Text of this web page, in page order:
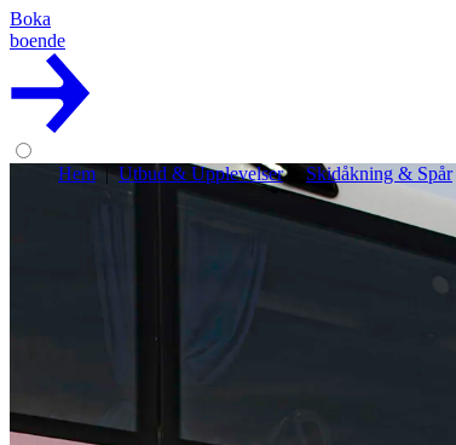
Boka
boende
Hem Utbud & Upplevelser Skidåkning & Spår